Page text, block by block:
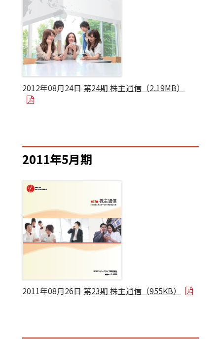
2012年08月24日 第24期 株主通信（2.19MB）
2011年5月期
2011年08月26日 第23期 株主通信（955KB）